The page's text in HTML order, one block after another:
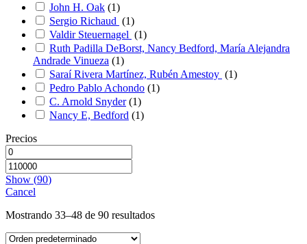
John H. Oak (1)
Sergio Richaud (1)
Valdir Steuernagel (1)
Ruth Padilla DeBorst, Nancy Bedford, María Alejandra
Andrade Vinueza (1)
Saraí Rivera Martínez, Rubén Amestoy (1)
Pedro Pablo Achondo (1)
C. Arnold Snyder (1)
Nancy E, Bedford (1)
Precios
Show (90)
Cancel
Mostrando 33–48 de 90 resultados